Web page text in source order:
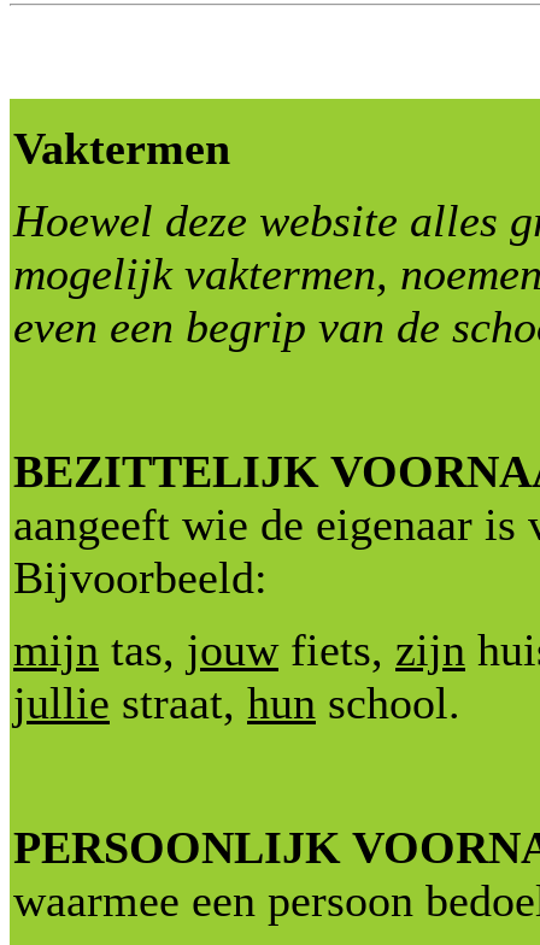
Vaktermen
Hoewel deze website alles
mogelijk vaktermen,
even een begrip van de
BEZITTELIJK
aangeeft wie de eigenaar is
Bijvoorbeeld:
mijn tas, jouwfiets, zijn
jullie straat, hun school.
PERSOONLIJK
waarmee een persoon